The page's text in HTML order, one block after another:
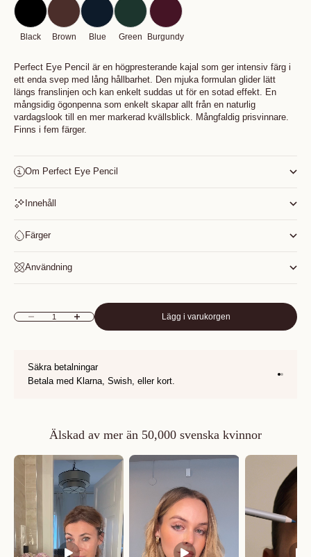
Black Brown Blue Green Burgundy
Perfect Eye Pencil är en högpresterande kajal som ger intensiv färg i
ett enda svep med lång hållbarhet. Den mjuka formulan glider lätt
längs franslinjen och kan enkelt suddas ut för en sotad effekt. En
mångsidig ögonpenna som enkelt skapar allt från en naturlig
vardagslook till en mer markerad kvällsblick. Mångfaldig prisvinnare.
Finns i fem färger.
Om Perfect Eye Pencil
Innehåll
Färger
Användning
Minska antal Öka antal Lägg i varukorgen
Säkra betalningar
Betala med Klarna, Swish, eller kort.
Gå till 1
Gå till 2
Älskad av mer än 50,000 svenska kvinnor